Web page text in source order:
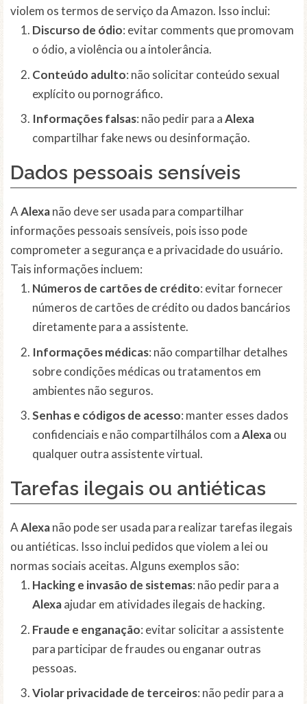
violem os termos de serviço da Amazon. Isso inclui:
Discurso de ódio: evitar comments que promovam
o ódio, a violência ou a intolerância.
Conteúdo adulto: não solicitar conteúdo sexual
explícito ou pornográfico.
Informações falsas: não pedir para aAlexa
compartilhar fake news ou desinformação.
Dados pessoais sensíveis
AAlexanão deve ser usada para compartilhar
informações pessoais sensíveis, pois isso pode
comprometer a segurança e a privacidade do usuário.
Tais informações incluem:
Números de cartões de crédito: evitar fornecer
números de cartões de crédito ou dados bancários
diretamente para a assistente.
Informações médicas: não compartilhar detalhes
sobre condições médicas ou tratamentos em
ambientes não seguros.
Senhas e códigos de acesso: manter esses dados
confidenciais e não compartilhálos com aAlexaou
qualquer outra assistente virtual.
Tarefas ilegais ou antiéticas
AAlexanão pode ser usada para realizar tarefas ilegais
ou antiéticas. Isso inclui pedidos que violem a lei ou
normas sociais aceitas. Alguns exemplos são:
Hacking e invasão de sistemas: não pedir para a
Alexaajudar em atividades ilegais de hacking.
Fraude e enganação: evitar solicitar a assistente
para participar de fraudes ou enganar outras
pessoas.
Violar privacidade de terceiros: não pedir para a